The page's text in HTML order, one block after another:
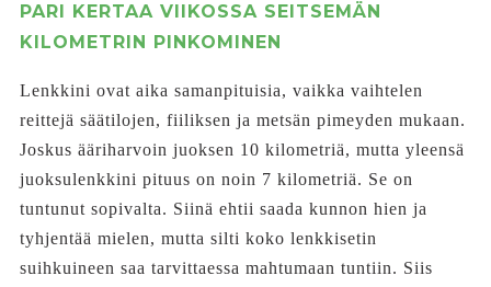
PARI KERTAA VIIKOSSA SEITSEMÄN
KILOMETRIN PINKOMINEN
Lenkkini ovat aika samanpituisia, vaikka vaihtelen
reittejä säätilojen, fiiliksen ja metsän pimeyden mukaan.
Joskus ääriharvoin juoksen 10 kilometriä, mutta yleensä
juoksulenkkini pituus on noin 7 kilometriä. Se on
tuntunut sopivalta. Siinä ehtii saada kunnon hien ja
tyhjentää mielen, mutta silti koko lenkkisetin
suihkuineen saa tarvittaessa mahtumaan tuntiin. Siis